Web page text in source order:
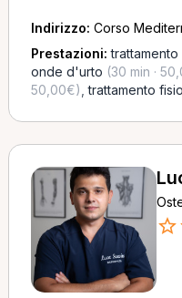
Indirizzo: Corso
Prestazioni:
onde d'urto (30 min ·
50,00€) ,trattamento